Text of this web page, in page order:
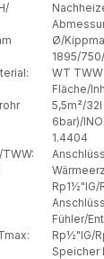
Ø/
1895/
WT TWW
Fläche/
5,5m²/32l
6bar)/
1.4404
Rp1½"IG/
Fühler/
Rp½"IG/
Speicher